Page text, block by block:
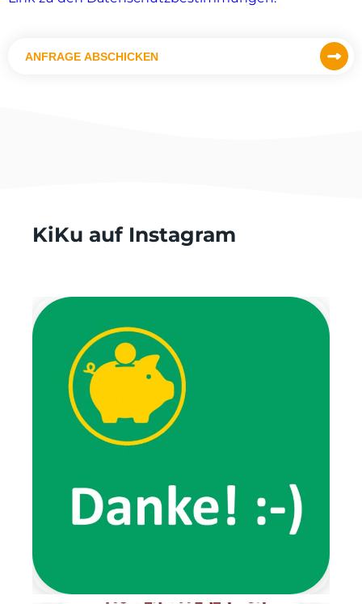
ANFRAGE ABSCHICKEN
KiKu auf Instagram